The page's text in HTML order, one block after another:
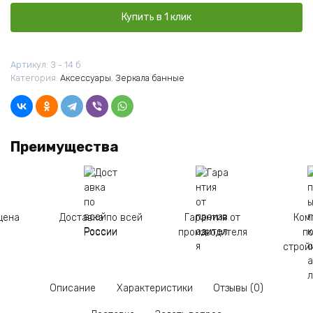
Лакированное
Купить в 1 клик
Артикул: З - 14 б
Категория: Аксессуары Зеркала банные
Преимущества
Доставка по всей
России
Гарантия от
производителя
Описание Характеристики Отзывы (0)